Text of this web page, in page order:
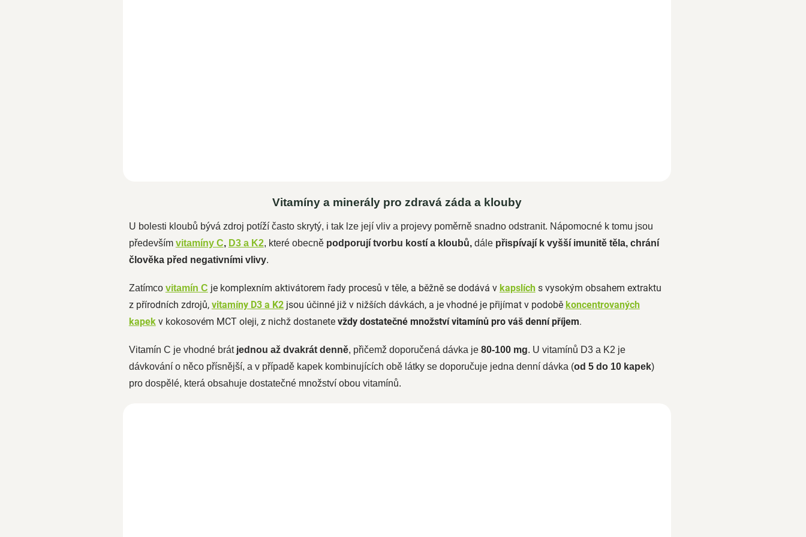
Vitamíny a minerály pro zdravá záda a klouby
U bolesti kloubů bývá zdroj potíží často skrytý, i tak lze její vliv a projevy poměrně snadno odstranit. Nápomocné k tomu jsou
především vitamíny C, D3 a K2, které obecně podporují tvorbu kostí a kloubů, dále přispívají k vyšší imunitě těla, chrání
člověka před negativními vlivy.
Zatímco vitamín C je komplexním aktivátorem řady procesů v těle, a běžně se dodává v kapslíchs vysokým obsahem extraktu
z přírodních zdrojů, vitamíny D3 a K2jsou účinné již v nižších dávkách, a je vhodné je přijímat v podobě koncentrovaných
kapekv kokosovém MCT oleji, z nichž dostanete vždy dostatečné množství vitamínů pro váš denní příjem.
Vitamín C je vhodné brát jednou až dvakrát denně, přičemž doporučená dávka je 80-100 mg. U vitamínů D3 a K2 je
dávkování o něco přísnější, a v případě kapek kombinujících obě látky se doporučuje jedna denní dávka (od 5 do 10 kapek)
pro dospělé, která obsahuje dostatečné množství obou vitamínů.